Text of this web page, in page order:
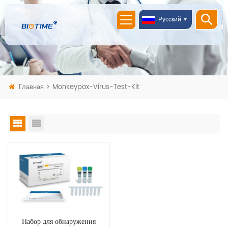
Русский
Главная Monkeypox-Virus-Test-Kit
Набор для обнаружения